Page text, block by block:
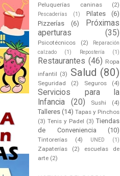
Peluquerías caninas (2)
Pescaderías (1) Pilates
(6)
Pizzerías
(6)
Próximas
aperturas
(35)
Psicotécnicos (2)
Reparación
calzado
(1) Repostería (1)
Restaurantes (46) Ropa
infantil (3) Salud (80)
Seguridad (2) Seguros (4)
Servicios para la
Infancia
(20) Sushi (4)
Talleres (14) Tapas y Pinchos
(3) Tenis y Padel (3) Tiendas
de Conveniencia
(10)
Tintorerías (4) UNED (1)
Zapaterías (2)
escuelas de
arte (2)